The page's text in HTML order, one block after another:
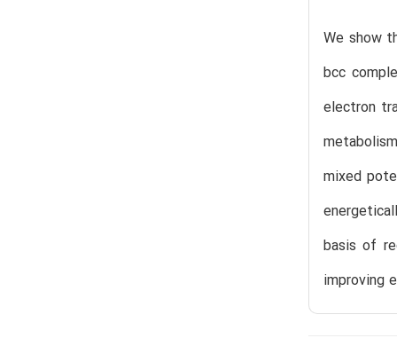
We show
bcc
electron
mixed
basis of
improving